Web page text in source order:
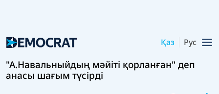
Қаз Рус
"А.Навальныйдың мәйіті қорланған" деп
анасы шағым түсірді